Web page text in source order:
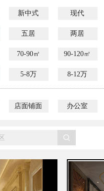
新中式 现代
五居 两居
70-90㎡ 90-120㎡
5-8万 8-12万
店面铺面 办公室